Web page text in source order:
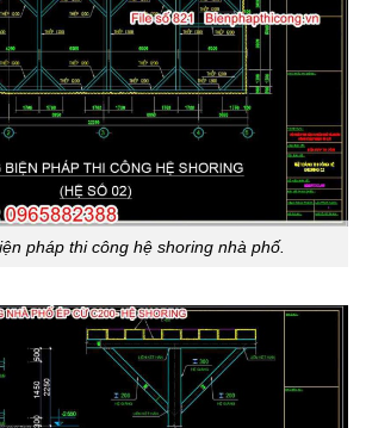
pháp thi công hệ shoring nhà phố.